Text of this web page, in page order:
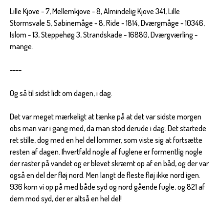
Lille Kjove - 7, Mellemkjove - 8, Almindelig Kjove 341, Lille
Stormsvale 5, Sabinemåge - 8, Ride - 1814, Dværgmåge - 10346,
Islom - 13, Steppehøg 3, Strandskade - 16880, Dværgværling -
mange.
----
Og så til sidst lidt om dagen, i dag.
Det var meget mærkeligt at tænke på at det var sidste morgen
obs man var i gang med, da man stod derude i dag. Det startede
ret stille, dog med en hel del lommer, som viste sig at fortsætte
resten af dagen. Ihvertfald nogle af fuglene er formentlig nogle
der raster på vandet og er blevet skræmt op af en båd, og der var
også en del der fløj nord. Men langt de fleste fløj ikke nord igen.
936 kom vi op på med både syd og nord gående fugle, og 821 af
dem mod syd, der er altså en hel del!